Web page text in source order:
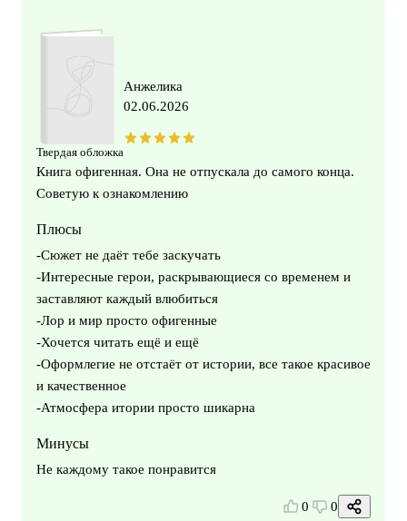
Твердая обложка
Анжелика
02.06.2026
Книга офигенная. Она не отпускала до самого конца.
Советую к ознакомлению
Плюсы
-Сюжет не даёт тебе заскучать
-Интересные герои, раскрывающиеся со временем и
заставляют каждый влюбиться
-Лор и мир просто офигенные
-Хочется читать ещё и ещё
-Оформлегие не отстаёт от истории, все такое красивое
и качественное
-Атмосфера итории просто шикарна
Минусы
Не каждому такое понравится
0 0